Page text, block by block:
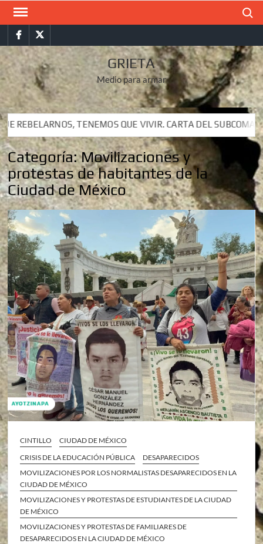
Saltar
contenidoFacebookTwitter
GRIETA
Medio para armar
VIVIR. CARTA DEL SUBCOMANDANTE INSURGENTE MOISÉS A
VIVIR. CARTA DEL SUBCOMANDANTE INSURGENTE MOISÉS A
Categoría:Movilizaciones y
protestas de habitantes de la
Ciudad de México
CINTILLO
CIUDAD DE MÉXICO
CRISIS DE LA EDUCACIÓN PÚBLICA
DESAPARECIDOS
MOVILIZACIONES POR LOS NORMALISTAS DESAPARECIDOS EN LA
CIUDAD DE MÉXICO
MOVILIZACIONES Y PROTESTAS DE ESTUDIANTES DE LA CIUDAD
DE MÉXICO
MOVILIZACIONES Y PROTESTAS DE FAMILIARES DE
DESAPARECIDOS EN LA CIUDAD DE MÉXICO